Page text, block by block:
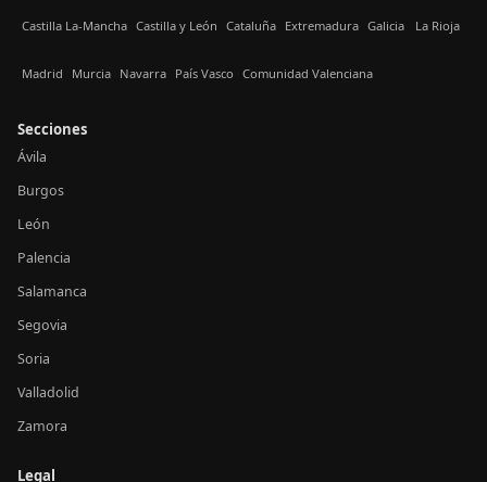
Castilla La-Mancha Castilla y León Cataluña Extremadura Galicia La Rioja
Madrid Murcia Navarra País Vasco Comunidad Valenciana
Secciones
Ávila
Burgos
León
Palencia
Salamanca
Segovia
Soria
Valladolid
Zamora
Legal